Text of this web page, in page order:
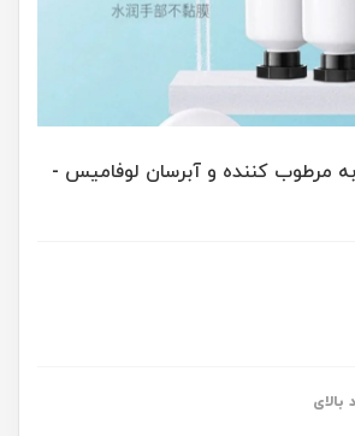
مرطوب کننده و آبرسان لوفامیس -
بالای